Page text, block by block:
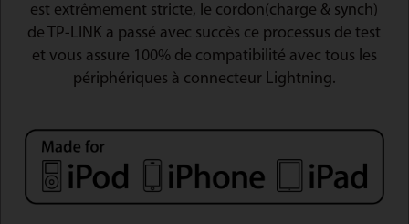
est extrêmement stricte, le cordon(charge & synch)
de TP-LINK a passé avec succès ce processus de test
et vous assure 100% de compatibilité avec tous les
périphériques à connecteur Lightning.